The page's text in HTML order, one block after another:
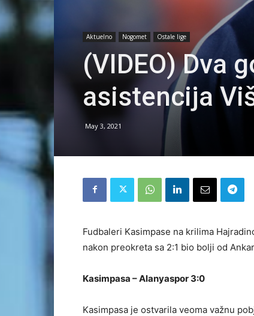
Aktuelno Nogomet Ostale lige
(VIDEO) Dva
asistencija
May 3, 2021
Fudbaleri Kasimpase na krilima
nakon preokreta sa 2:1 bio bolji od
Kasimpasa – Alanyaspor 3:0
Kasimpasa je ostvarila veoma važnu